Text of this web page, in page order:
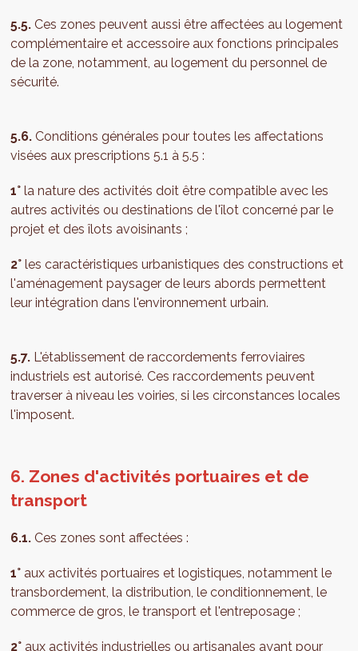
5.5.Ces zones peuvent aussi être affectées au logement
complémentaire et accessoire aux fonctions principales
de la zone, notamment, au logement du personnel de
sécurité.
5.6. Conditions générales pour toutes les affectations
visées aux prescriptions 5.1 à 5.5 :
1° la nature des activités doit être compatible avec les
autres activités ou destinations de l'îlot concerné par le
projet et des îlots avoisinants ;
2° les caractéristiques urbanistiques des constructions et
l'aménagement paysager de leurs abords permettent
leur intégration dans l'environnement urbain.
5.7. L'établissement de raccordements ferroviaires
industriels est autorisé. Ces raccordements peuvent
traverser à niveau les voiries, si les circonstances locales
l'imposent.
6. Zones d'activités portuaires et de
transport
6.1. Ces zones sont affectées :
1° aux activités portuaires et logistiques, notamment le
transbordement, la distribution, le conditionnement, le
commerce de gros, le transport et l'entreposage ;
2° aux activités industrielles ou artisanales ayant pour